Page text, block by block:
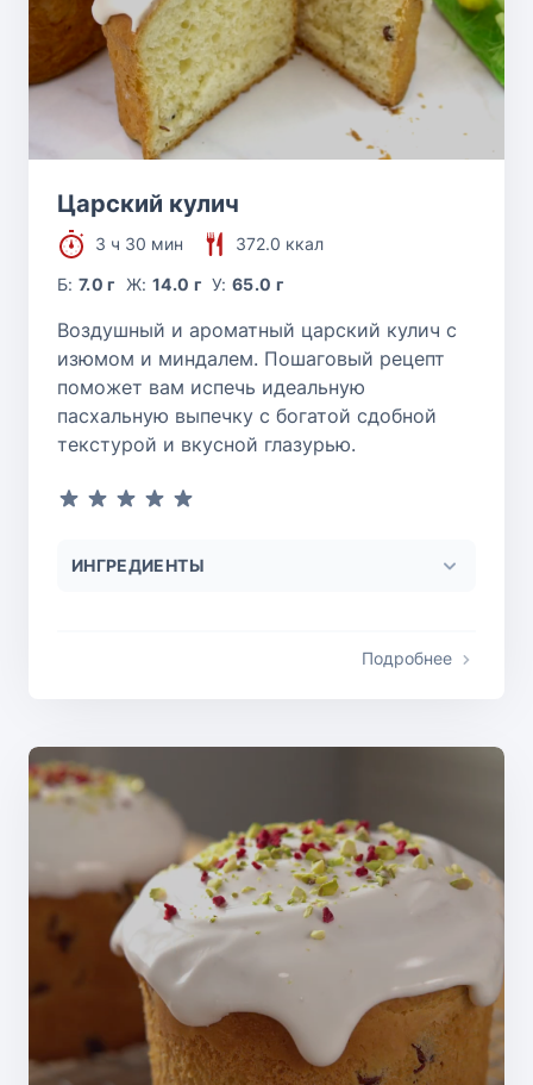
Царский кулич
3 ч 30 мин
372.0 ккал
Б:7.0 г Ж: 14.0 г У:65.0 г
Воздушный и ароматный царский кулич с
изюмом и миндалем. Пошаговый рецепт
поможет вам испечь идеальную
пасхальную выпечку с богатой сдобной
текстурой и вкусной глазурью.
ИНГРЕДИЕНТЫ
Подробнее